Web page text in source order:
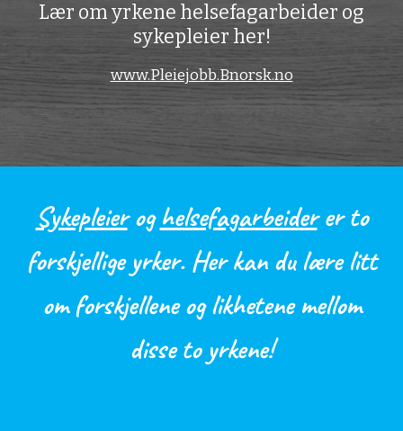
Lær om yrkene helsefagarbeider og
sykepleier her!
www.Pleiejobb.Bnorsk.no
Sykepleieroghelsefagarbeiderer to
forskjellige yrker. Her kan du lære litt
om forskjellene og likhetene mellom
disse to yrkene!